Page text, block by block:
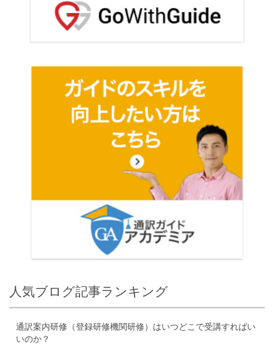
人気ブログ記事ランキング
通訳案内研修（登録研修機関研修）はいつどこで受講すればい
いのか？